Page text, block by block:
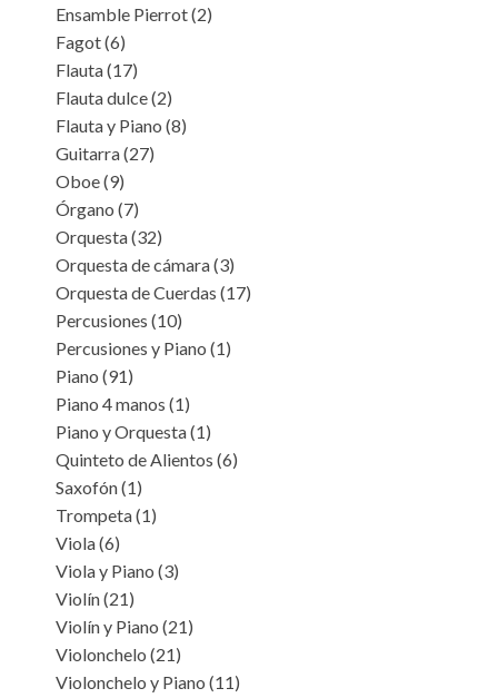
Ensamble Pierrot(2)
Fagot(6)
Flauta(17)
Flauta dulce(2)
Flauta y Piano (8)
Guitarra(27)
Oboe(9)
Órgano (7)
Orquesta(32)
Orquesta de cámara(3)
Orquesta de Cuerdas (17)
Percusiones (10)
Percusiones y Piano (1)
Piano (91)
Piano 4 manos (1)
Piano y Orquesta(1)
Quinteto de Alientos (6)
Saxofón(1)
Trompeta(1)
Viola(6)
Viola y Piano (3)
Violín(21)
Violín y Piano (21)
Violonchelo (21)
Violonchelo y Piano (11)